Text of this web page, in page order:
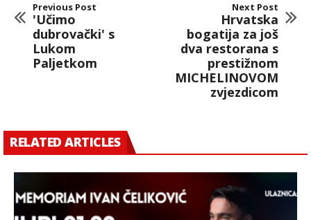
Previous Post
'Učimo
dubrovački' s
Lukom
Paljetkom
Next Post
Hrvatska
bogatija za još
dva restorana s
prestižnom
MICHELINOVOM
zvjezdicom
RELATED ARTICLES